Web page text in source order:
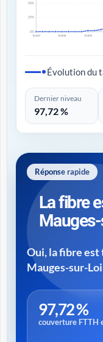
0%
25%
50%
T4 2017 T4 2018 T4 2019
Évolution du
Dernier niveau
97,72 %
Réponse rapide
La fibre
Oui, la fibre
Mauges-sur-
97,72 %
couverture FTTH